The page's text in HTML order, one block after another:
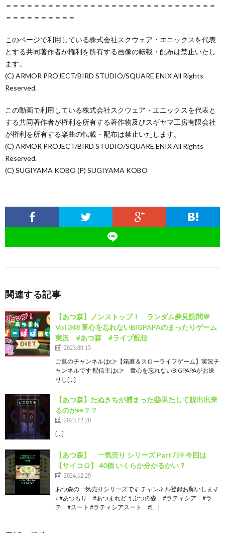
＝＝＝＝＝＝＝＝＝＝＝＝＝＝＝＝＝＝＝＝＝＝＝＝＝＝＝＝＝＝
＝＝＝＝＝＝＝＝＝＝
このページで利用している株式会社スクウェア・エニックスを代表
とする共同著作者が権利を所有する画像の転載・配布は禁止いたし
ます。
(C) ARMOR PROJECT/BIRD STUDIO/SQUARE ENIX All Rights
Reserved.
この動画で利用している株式会社スクウェア・エニックスを代表と
する共同著作者が権利を所有する著作物及びスギヤマ工房有限会社
が権利を所有する楽曲の転載・配布は禁止いたします。
(C) ARMOR PROJECT/BIRD STUDIO/SQUARE ENIX All Rights
Reserved.
(C) SUGIYAMA KOBO (P) SUGIYAMA KOBO
関連する記事
【あつ森】ノンストップ！ ランダム夢見訪問💬
Vol.348 童心を忘れないBIGPAPAのまったりゲーム
実況 #あつ森 #ライブ配信
2023.09.15
ご覧のチャンネルは👉【箱庭＆スローライフゲーム】実況チ
ャンネルです 配信主は👉 童心を忘れないBIGPAPAがお送
りし[…]
【あつ森】たぬきちが捕まった😱果たして脱出出来
るのか👀？？
2023.12.20
[…]
【あつ森】 一気売り シリーズ Part759 今回は
【サイコロ】 40個 いくらか分かるかい？
2024.12.29
あつ森の一気売りシリーズです チャンネル登録お願いします
↓ #あつもり #あつまれどうぶつの森 #ラティシア #ラ
テ #スート #ラティシアスート #[…]